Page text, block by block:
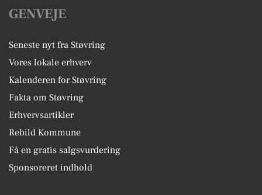
GENVEJE
Seneste nyt fra Støvring
Vores lokale erhverv
Kalenderen for Støvring
Fakta om Støvring
Erhvervsartikler
Rebild Kommune
Få en gratis salgsvurdering
Sponsoreret indhold